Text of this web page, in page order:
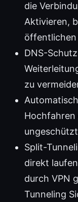
die
Aktivieren,
DNS-
zu
Hochfahren
Split-
direkt
durch VPN
Tunneling